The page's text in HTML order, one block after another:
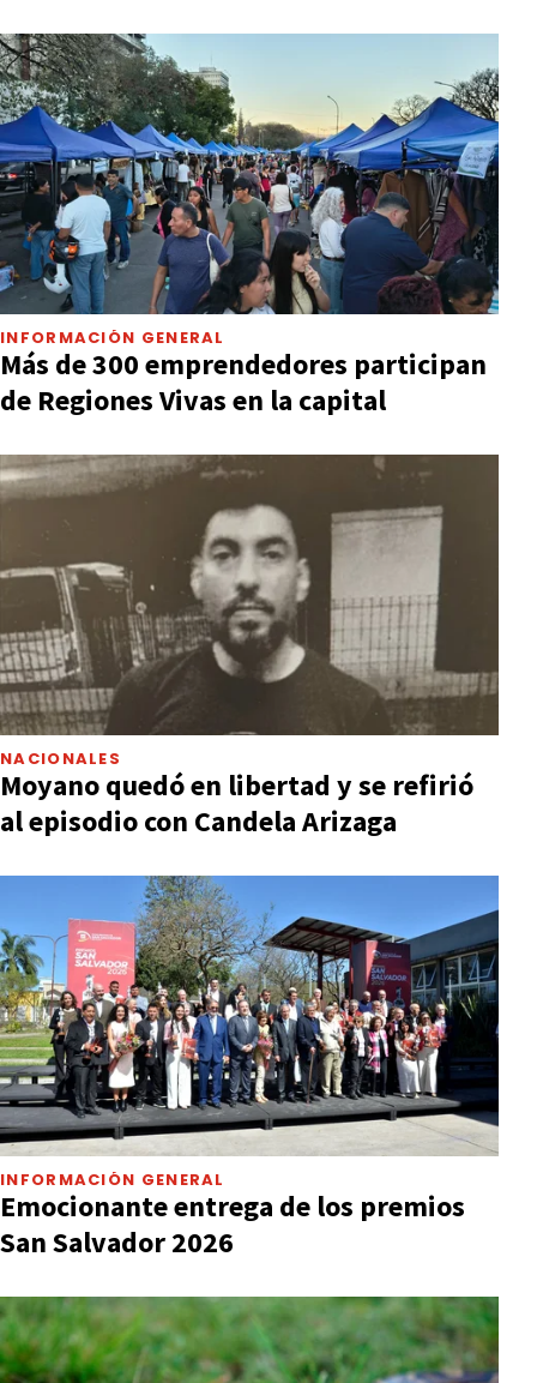
INFORMACIÓN GENERAL
Más de 300 emprendedores participan
de Regiones Vivas en la capital
NACIONALES
Moyano quedó en libertad y se refirió
al episodio con Candela Arizaga
INFORMACIÓN GENERAL
Emocionante entrega de los premios
San Salvador 2026